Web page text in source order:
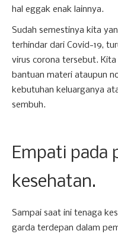
hal eggak enak lainnya.
Sudah semestinya kita
terhindar dari Covid-19,
virus corona tersebut.
bantuan materi ataupun
kebutuhan keluarganya
sembuh.
Empati pada
kesehatan.
Sampai saat ini tenaga
garda terdepan dalam